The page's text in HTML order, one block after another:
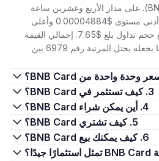
(BNBCARD) $0.00004923. على مدار الأربع وعشرين ساعة
الماضية، تراوح السعر بين أدنى مستوى $0.00004884 وأعلى
مستوى $0.0000496، مع حجم تداول بلغ $7.65. إجمالي القيمة
السوقية هو $49.22K، مما يجعله يحتل المرتبة رقم 6979 بين
3. كيف تستثمر في BNB Card؟
4. أين يمكن شراء BNB Card؟
5. كيف تشتري BNB Card؟
6. كيف يمكنك بيع BNB Card؟